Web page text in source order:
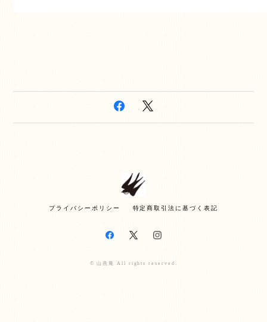
プライバシーポリシー 特定商取引法に基づく表記
© 山燕庵 All rights reserved.